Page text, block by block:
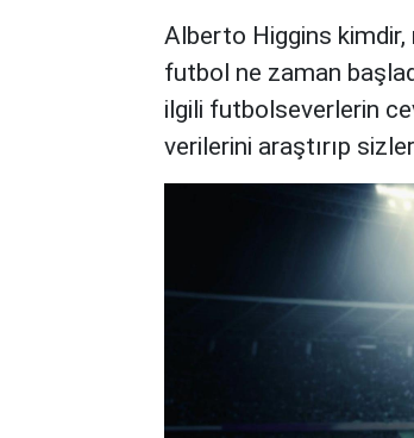
Alberto Higgins kimdir,
futbol ne zaman
ilgili futbolseverlerin
verilerini araştırıp